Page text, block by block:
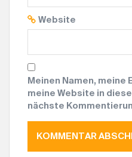
Website
Meinen Namen, meine
meine Website in
nächste